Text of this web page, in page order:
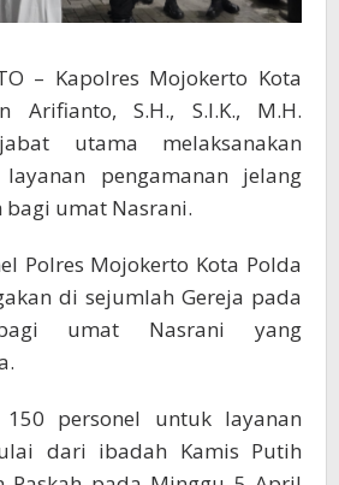
– Kapolres Mojokerto Kota
Arifianto, S.H., S.I.K., M.H.
utama melaksanakan
pengamanan jelang
bagi umat Nasrani.
Polres Mojokerto Kota Polda
di sejumlah Gereja pada
umat Nasrani yang
150 personel untuk layanan
dari ibadah Kamis Putih